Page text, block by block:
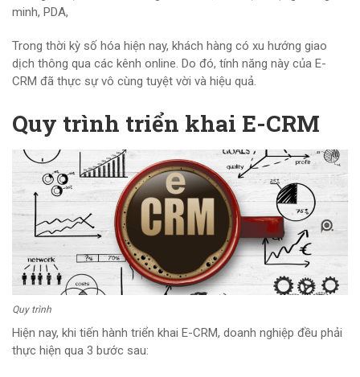
minh, PDA,
Trong thời kỳ số hóa hiện nay, khách hàng có xu hướng giao
dịch thông qua các kênh online. Do đó, tính năng này của E-
CRM đã thực sự vô cùng tuyệt vời và hiệu quả.
Quy trình triển khai E-CRM
Quy trình
Hiện nay, khi tiến hành triển khai E-CRM, doanh nghiệp đều phải
thực hiện qua 3 bước sau: